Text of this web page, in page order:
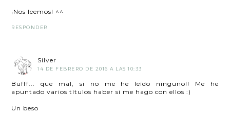
¡Nos leemos! ^^
RESPONDER
Silver
14 DE FEBRERO DE 2016 A LAS 10:33
Bufff... que mal, si no me he leído ninguno!! Me he
apuntado varios títulos haber si me hago con ellos :)
Un beso